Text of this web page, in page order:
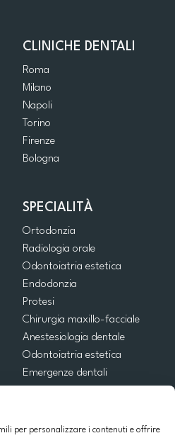
per personalizzare i contenuti e offrire
CLINICHE DENTALI
Roma
Milano
Napoli
Torino
Firenze
Bologna
SPECIALITÀ
Ortodonzia
Radiologia orale
Odontoiatria estetica
Endodonzia
Protesi
Chirurgia maxillo-facciale
Anestesiologia dentale
Odontoiatria estetica
Emergenze dentali
Chirurgia orale